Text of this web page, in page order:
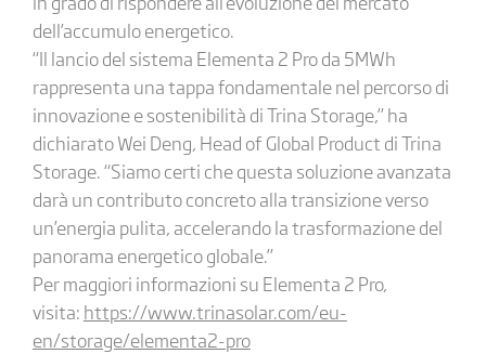
dell’accumulo energetico.
“Il lancio del sistema Elementa 2 Pro da 5MWh
rappresenta una tappa fondamentale nel percorso di
innovazione e sostenibilità di Trina Storage,” ha
dichiarato Wei Deng, Head of Global Product di Trina
Storage. “Siamo certi che questa soluzione avanzata
darà un contributo concreto alla transizione verso
un’energia pulita, accelerando la trasformazione del
panorama energetico globale.”
Per maggiori informazioni su Elementa 2 Pro,
visita: https://www.trinasolar.com/eu-
en/storage/elementa2-pro